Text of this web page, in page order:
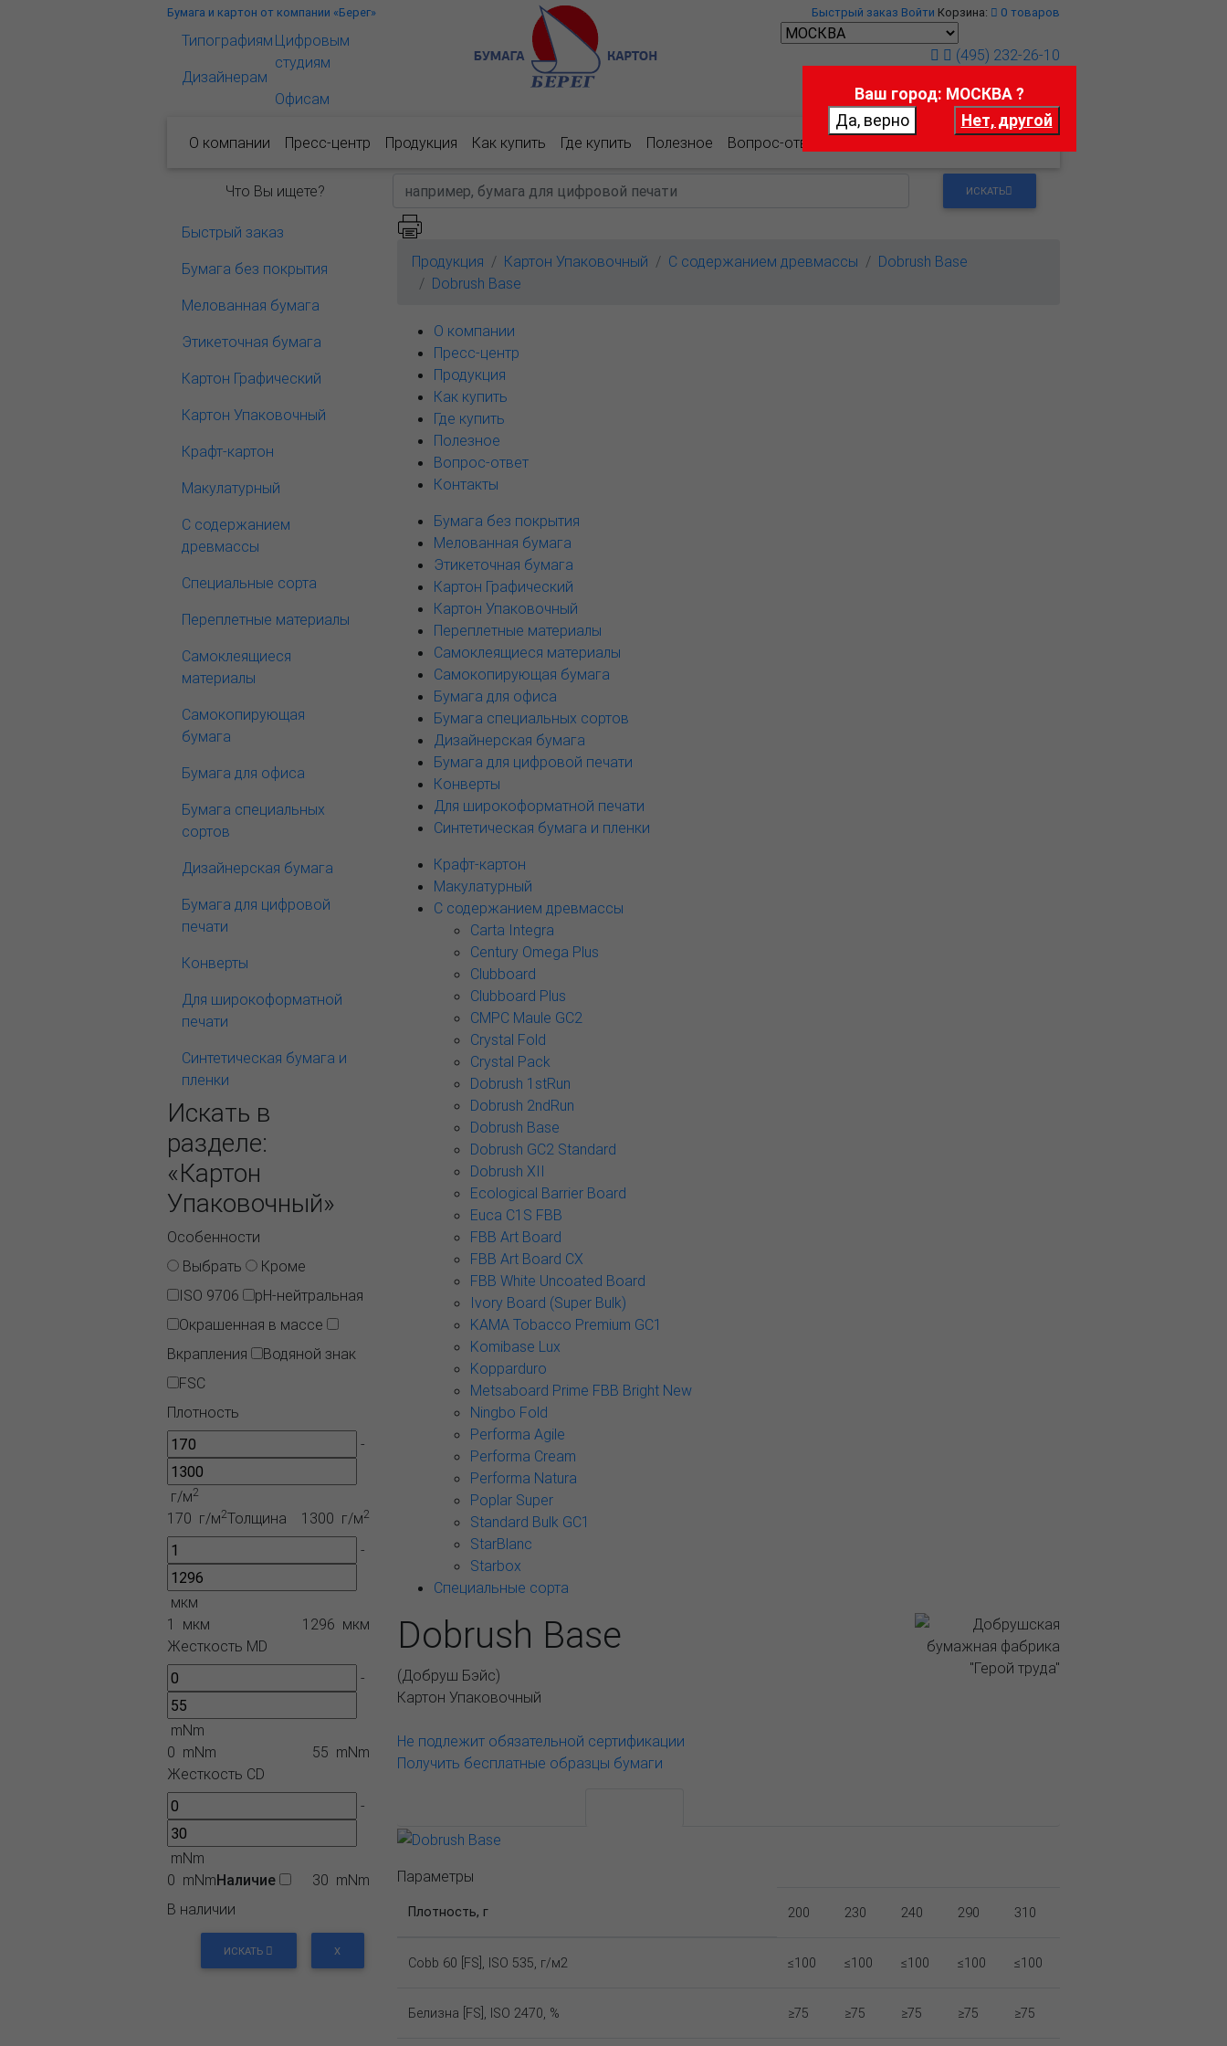
Бумага и картон от компании «Берег»
Типографиям
Дизайнерам
Цифровым
студиям
Офисам
Быстрый заказ Войти Корзина: 0 товаров
(495) 232-26-10
О компании Пресс-центр Продукция Как купить Где купить Полезное Вопрос-ответ
Что Вы ищете? ИСКАТЬ
Быстрый заказ
Бумага без покрытия
Мелованная бумага
Этикеточная бумага
Картон Графический
Картон Упаковочный
Крафт-картон
Макулатурный
С содержанием
древмассы
Специальные сорта
Переплетные материалы
Самоклеящиеся
материалы
Самокопирующая
бумага
Бумага для офиса
Бумага специальных
сортов
Дизайнерская бумага
Бумага для цифровой
печати
Конверты
Для широкоформатной
печати
Синтетическая бумага и
пленки
Искать в
разделе:
«Картон
Упаковочный»
Особенности
Выбрать
Кроме
ISO 9706
pH-нейтральная
Окрашенная в массе
Вкрапления
Водяной знак
FSC
Плотность
-
г/м2
1300 г/м2
170 г/м2Толщина
-
мкм
1296 мкм
1 мкм
Жесткость MD
-
mNm
55 mNm
0 mNm
Жесткость СD
-
mNm
30 mNm
0 mNmНаличие
В наличии
ИСКАТЬ X
Продукция Картон Упаковочный С содержанием древмассы
Dobrush Base
Dobrush Base
О компании
Пресс-центр
Продукция
Как купить
Где купить
Полезное
Вопрос-ответ
Контакты
Бумага без покрытия
Мелованная бумага
Этикеточная бумага
Картон Графический
Картон Упаковочный
Переплетные материалы
Самоклеящиеся материалы
Самокопирующая бумага
Бумага для офиса
Бумага специальных сортов
Дизайнерская бумага
Бумага для цифровой печати
Конверты
Для широкоформатной печати
Синтетическая бумага и пленки
Крафт-картон
Макулатурный
С содержанием древмассы
Carta Integra
Century Omega Plus
Clubboard
Clubboard Plus
CMPC Maule GC2
Crystal Fold
Crystal Pack
Dobrush 1stRun
Dobrush 2ndRun
Dobrush Base
Dobrush GC2 Standard
Dobrush XII
Ecological Barrier Board
Euca C1S FBB
FBB Art Board
FBB Art Board CX
FBB White Uncoated Board
Ivory Board (Super Bulk)
KAMA Tobacco Premium GC1
Komibase Lux
Kopparduro
Metsaboard Prime FBB Bright New
Ningbo Fold
Performa Agile
Performa Cream
Performa Natura
Poplar Super
Standard Bulk GC1
StarBlanc
Starbox
Специальные сорта
Dobrush Base
(Добруш Бэйс)
Картон Упаковочный
Не подлежит обязательной сертификации
Получить бесплатные образцы бумаги
Параметры
Плотность, г 200 230 240 290 310
Cobb 60 [FS], ISO 535, г/м2 ≤100 ≤100 ≤100 ≤100 ≤100
Белизна [FS], ISO 2470, % ≥75 ≥75 ≥75 ≥75 ≥75
Ваш город: МОСКВА ?